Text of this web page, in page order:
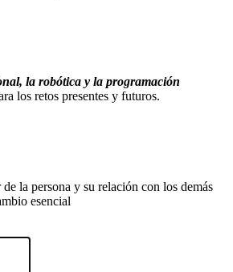
la robótica y la programación
los retos presentes y futuros.
la persona y su relación con los demás
esencial